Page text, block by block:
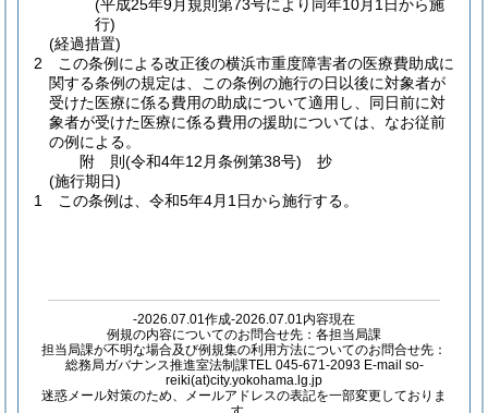
(平成25年9月規則第73号により同年10月1日から施
行)
(経過措置)
2
この条例による改正後の横浜市重度障害者の医療費助成に
関する条例の規定は、この条例の施行の日以後に対象者が
受けた医療に係る費用の助成について適用し、同日前に対
象者が受けた医療に係る費用の援助については、なお従前
の例による。
附 則(令和4年12月条例第38号) 抄
(施行期日)
1
この条例は、令和5年4月1日から施行する。
-2026.07.01作成-2026.07.01内容現在
例規の内容についてのお問合せ先：各担当局課
担当局課が不明な場合及び例規集の利用方法についてのお問合せ先：
総務局ガバナンス推進室法制課TEL 045-671-2093 E-mail so-
reiki(at)city.yokohama.lg.jp
迷惑メール対策のため、メールアドレスの表記を一部変更しておりま